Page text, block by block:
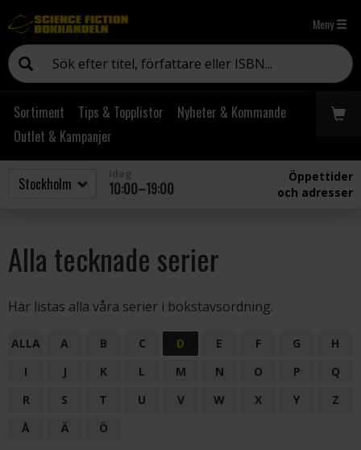
Meny
Sortiment Tips & Topplistor
Nyheter & Kommande
Outlet & Kampanjer
10:00–19:00
Öppettider
och adresser
Alla tecknade serier
Här listas alla våra serier i bokstavsordning.
ALLA A B C D E F G
H
I
J K L M N O P
Q
R
S T U V W X Y
Z
Å
Ä Ö